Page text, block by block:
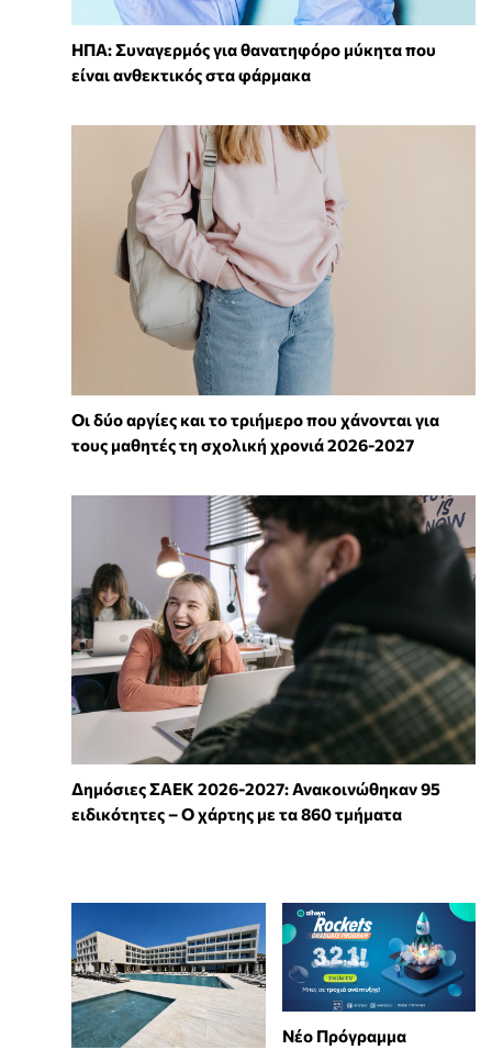
ΗΠΑ: Συναγερμός για θανατηφόρο μύκητα που
είναι ανθεκτικός στα φάρμακα
Οι δύο αργίες και το τριήμερο που χάνονται για
τους μαθητές τη σχολική χρονιά 2026-2027
Δημόσιες ΣΑΕΚ 2026-2027: Ανακοινώθηκαν 95
ειδικότητες – Ο χάρτης με τα 860 τμήματα
Νέο Πρόγραμμα